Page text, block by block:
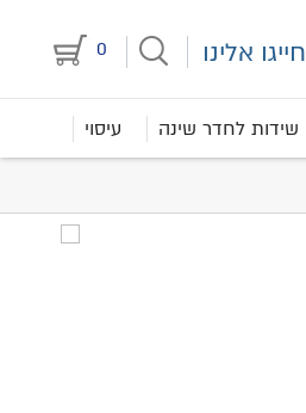
0 חייגו אלינו
שידות לחדר שינה עיסוי